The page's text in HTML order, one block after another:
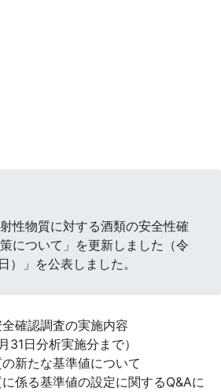
性物質に対する酒類の安全性確
について」を更新しました（令
）」を公表しました。
確認調査の実施内容
31日分析実施分まで）
新たな基準値について
係る基準値の設定に関するQ&Aに